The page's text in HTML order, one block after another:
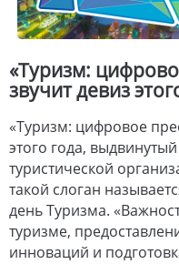
«Туризм:
звучит девиз
«Туризм: цифровое
этого года,
туристической
такой слоган
день Туризма.
туризме,
инноваций и